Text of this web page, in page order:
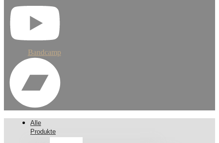
Bandcamp
Alle
Produkte